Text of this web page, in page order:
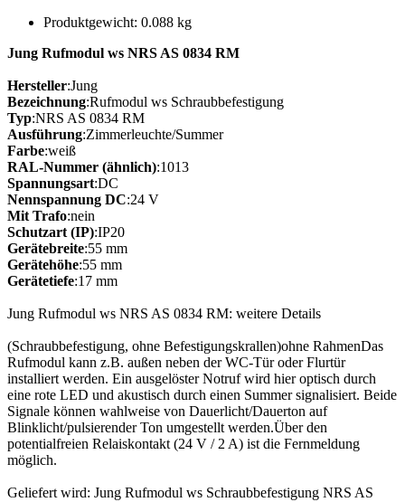
Produktgewicht: 0.088 kg
Jung Rufmodul ws NRS AS 0834 RM
Hersteller:Jung
Bezeichnung:Rufmodul ws Schraubbefestigung
Typ:NRS AS 0834 RM
Ausführung:Zimmerleuchte/Summer
Farbe:weiß
RAL-Nummer (ähnlich):1013
Spannungsart:DC
Nennspannung DC:24 V
Mit Trafo:nein
Schutzart (IP):IP20
Gerätebreite:55 mm
Gerätehöhe:55 mm
Gerätetiefe:17 mm
Jung Rufmodul ws NRS AS 0834 RM: weitere Details
(Schraubbefestigung, ohne Befestigungskrallen)ohne RahmenDas
Rufmodul kann z.B. außen neben der WC-Tür oder Flurtür
installiert werden. Ein ausgelöster Notruf wird hier optisch durch
eine rote LED und akustisch durch einen Summer signalisiert. Beide
Signale können wahlweise von Dauerlicht/Dauerton auf
Blinklicht/pulsierender Ton umgestellt werden.Über den
potentialfreien Relaiskontakt (24 V / 2 A) ist die Fernmeldung
möglich.
Geliefert wird: Jung Rufmodul ws Schraubbefestigung NRS AS